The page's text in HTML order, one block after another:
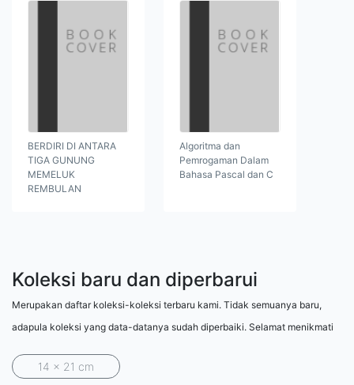
BERDIRI DI ANTARA
TIGA GUNUNG
MEMELUK
REMBULAN
Algoritma dan
Pemrogaman Dalam
Bahasa Pascal dan C
Koleksi baru dan diperbarui
Merupakan daftar koleksi-koleksi terbaru kami. Tidak semuanya baru,
adapula koleksi yang data-datanya sudah diperbaiki. Selamat menikmati
14 x 21 cm